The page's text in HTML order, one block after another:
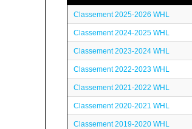
Classement 2025-2026 WHL
Classement 2024-2025 WHL
Classement 2023-2024 WHL
Classement 2022-2023 WHL
Classement 2021-2022 WHL
Classement 2020-2021 WHL
Classement 2019-2020 WHL